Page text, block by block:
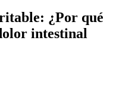
¿Por qué
intestinal